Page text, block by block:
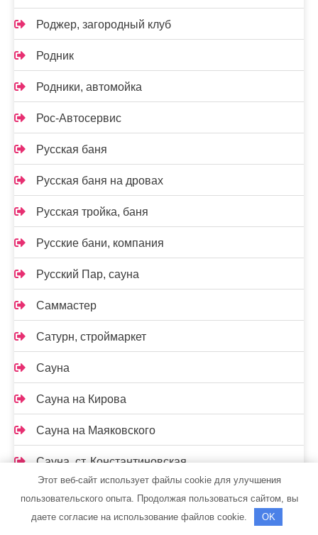
Роджер, загородный клуб
Родник
Родники, автомойка
Рос-Автосервис
Русская баня
Русская баня на дровах
Русская тройка, баня
Русские бани, компания
Русский Пар, сауна
Саммастер
Сатурн, строймаркет
Сауна
Сауна на Кирова
Сауна на Маяковского
Сауна, ст. Константиновская
Сафари, гостиница
Семь+Я
Этот веб-сайт использует файлы cookie для улучшения
пользовательского опыта. Продолжая пользоваться сайтом, вы
даете согласие на использование файлов cookie.
OK